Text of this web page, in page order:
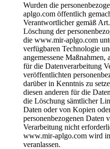
Wurden die
aplgo.com öffentlich
Verantwortlicher gemäß
Löschung der
die www.mir-aplgo.com
verfügbaren Technologie
angemessene Maßnahmen,
für die Datenverarbeitung
veröffentlichten
darüber in Kenntnis zu
diesen anderen für die
die Löschung sämtlicher
Daten oder von Kopien
personenbezogenen Daten
Verarbeitung nicht
www.mir-aplgo.com wird
veranlassen.